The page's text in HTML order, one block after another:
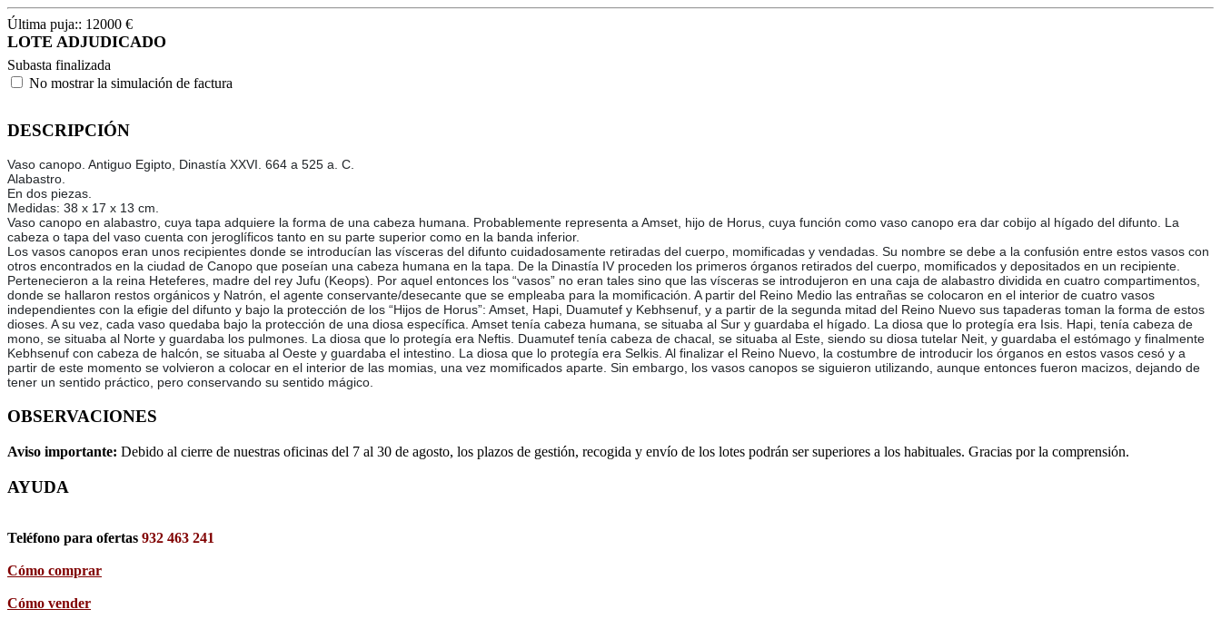
Última puja:: 12000 €
LOTE ADJUDICADO
Subasta finalizada
No mostrar la simulación de factura
DESCRIPCIÓN
Vaso canopo. Antiguo Egipto, Dinastía XXVI. 664 a 525 a. C.
Alabastro.
En dos piezas.
Medidas: 38 x 17 x 13 cm.
Vaso canopo en alabastro, cuya tapa adquiere la forma de una cabeza humana. Probablemente representa a Amset, hijo de Horus, cuya función como vaso canopo era dar cobijo al hígado del difunto. La
cabeza o tapa del vaso cuenta con jeroglíficos tanto en su parte superior como en la banda inferior.
Los vasos canopos eran unos recipientes donde se introducían las vísceras del difunto cuidadosamente retiradas del cuerpo, momificadas y vendadas. Su nombre se debe a la confusión entre estos vasos con
otros encontrados en la ciudad de Canopo que poseían una cabeza humana en la tapa. De la Dinastía IV proceden los primeros órganos retirados del cuerpo, momificados y depositados en un recipiente.
Pertenecieron a la reina Heteferes, madre del rey Jufu (Keops). Por aquel entonces los “vasos” no eran tales sino que las vísceras se introdujeron en una caja de alabastro dividida en cuatro compartimentos,
donde se hallaron restos orgánicos y Natrón, el agente conservante/desecante que se empleaba para la momificación. A partir del Reino Medio las entrañas se colocaron en el interior de cuatro vasos
independientes con la efigie del difunto y bajo la protección de los “Hijos de Horus”: Amset, Hapi, Duamutef y Kebhsenuf, y a partir de la segunda mitad del Reino Nuevo sus tapaderas toman la forma de estos
dioses. A su vez, cada vaso quedaba bajo la protección de una diosa específica. Amset tenía cabeza humana, se situaba al Sur y guardaba el hígado. La diosa que lo protegía era Isis. Hapi, tenía cabeza de
mono, se situaba al Norte y guardaba los pulmones. La diosa que lo protegía era Neftis. Duamutef tenía cabeza de chacal, se situaba al Este, siendo su diosa tutelar Neit, y guardaba el estómago y finalmente
Kebhsenuf con cabeza de halcón, se situaba al Oeste y guardaba el intestino. La diosa que lo protegía era Selkis. Al finalizar el Reino Nuevo, la costumbre de introducir los órganos en estos vasos cesó y a
partir de este momento se volvieron a colocar en el interior de las momias, una vez momificados aparte. Sin embargo, los vasos canopos se siguieron utilizando, aunque entonces fueron macizos, dejando de
tener un sentido práctico, pero conservando su sentido mágico.
OBSERVACIONES
Aviso importante: Debido al cierre de nuestras oficinas del 7 al 30 de agosto, los plazos de gestión, recogida y envío de los lotes podrán ser superiores a los habituales. Gracias por la comprensión.
AYUDA
Teléfono para ofertas 932 463 241
Cómo comprar
Cómo vender